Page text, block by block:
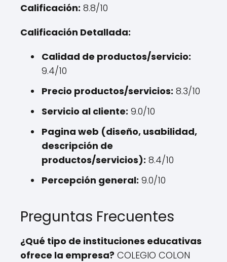
Calificación: 8.8/10
Calificación Detallada:
Calidad de productos/servicio:
9.4/10
Precio productos/servicios: 8.3/10
Servicio al cliente: 9.0/10
Pagina web (diseño, usabilidad,
descripción de
productos/servicios): 8.4/10
Percepción general: 9.0/10
Preguntas Frecuentes
¿Qué tipo de instituciones educativas
ofrece la empresa? COLEGIO COLON